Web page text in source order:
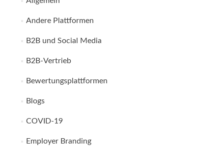
Andere Plattformen
B2B und Social Media
B2B-Vertrieb
Bewertungsplattformen
Blogs
COVID-19
Employer Branding